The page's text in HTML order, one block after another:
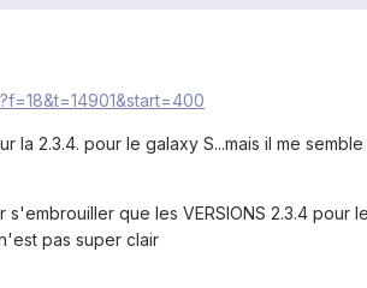
la 2.3.4. pour le galaxy S...mais il me
que les VERSIONS 2.3.4 pour
pas super clair